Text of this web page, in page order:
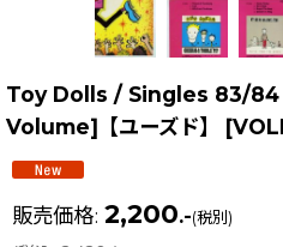
Toy Dolls / Singles 83/84
Volume]【ユーズド】
[
販売価格: 2,200.-(税別)